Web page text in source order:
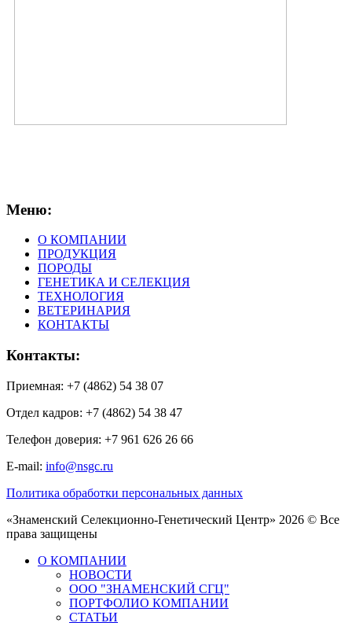
Меню:
О КОМПАНИИ
ПРОДУКЦИЯ
ПОРОДЫ
ГЕНЕТИКА И СЕЛЕКЦИЯ
ТЕХНОЛОГИЯ
ВЕТЕРИНАРИЯ
КОНТАКТЫ
Контакты:
Приемная: +7 (4862) 54 38 07
Отдел кадров: +7 (4862) 54 38 47
Телефон доверия: +7 961 626 26 66
E-mail: info@nsgc.ru
Политика обработки персональных данных
«Знаменский Селекционно-Генетический Центр» 2026 © Все
права защищены
О КОМПАНИИ
НОВОСТИ
ООО "ЗНАМЕНСКИЙ СГЦ"
ПОРТФОЛИО КОМПАНИИ
СТАТЬИ